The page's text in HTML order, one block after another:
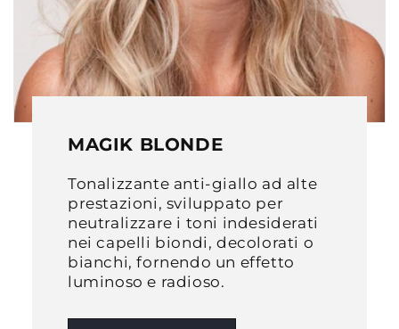
MAGIK BLONDE
Tonalizzante anti-giallo ad alte
prestazioni, sviluppato per
neutralizzare i toni indesiderati
nei capelli biondi, decolorati o
bianchi, fornendo un effetto
luminoso e radioso.​